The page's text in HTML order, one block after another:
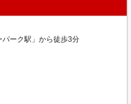
ーク駅」から徒歩3分